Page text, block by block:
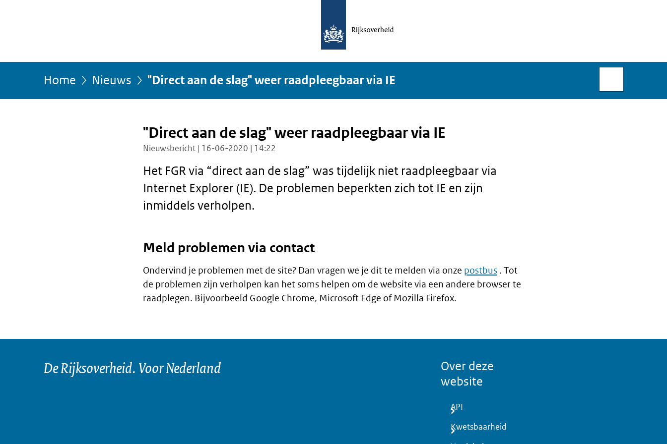
U
bevindt
Home Nieuws "Direct aan de slag" weer raadpleegbaar via IE
"Direct aan de slag" weer raadpleegbaar via IE
Nieuwsbericht | 16-06-2020 | 14:22
Het FGR via “direct aan de slag” was tijdelijk niet raadpleegbaar via
Internet Explorer (IE). De problemen beperkten zich tot IE en zijn
inmiddels verholpen.
Meld problemen via contact
Ondervind je problemen met de site? Dan vragen we je dit te melden via onze postbus . Tot
de problemen zijn verholpen kan het soms helpen om de website via een andere browser te
raadplegen. Bijvoorbeeld Google Chrome, Microsoft Edge of Mozilla Firefox.
De Rijksoverheid. Voor Nederland
Over deze
website
API
Kwetsbaarheid